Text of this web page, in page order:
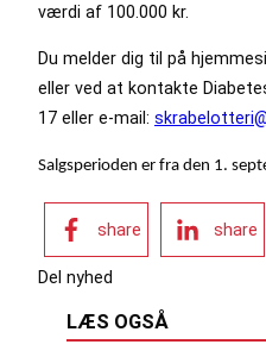
værdi af 100.000 kr.
Du melder dig til på
eller ved at kontakte
17 eller e-mail:
Salgsperioden er fra den 1.
share share
Del nyhed
LÆS OGSÅ